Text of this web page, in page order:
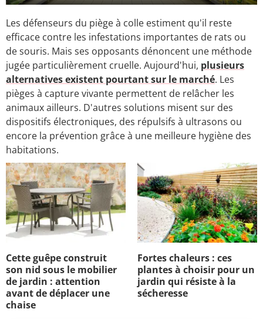
Les défenseurs du piège à colle estiment qu'il reste
efficace contre les infestations importantes de rats ou
de souris. Mais ses opposants dénoncent une méthode
jugée particulièrement cruelle. Aujourd'hui, plusieurs
alternatives existent pourtant sur le marché. Les
pièges à capture vivante permettent de relâcher les
animaux ailleurs. D'autres solutions misent sur des
dispositifs électroniques, des répulsifs à ultrasons ou
encore la prévention grâce à une meilleure hygiène des
habitations.
Cette guêpe construit
son nid sous le mobilier
de jardin : attention
avant de déplacer une
chaise
Fortes chaleurs : ces
plantes à choisir pour un
jardin qui résiste à la
sécheresse